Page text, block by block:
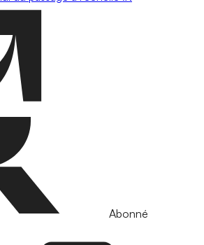
Abonné